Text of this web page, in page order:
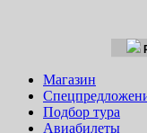
Магазин
Подбор тура
Авиабилеты